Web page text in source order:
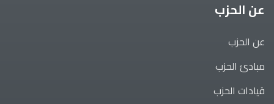
عن الحزب
عن الحزب
مبادئ الحزب
قيادات الحزب